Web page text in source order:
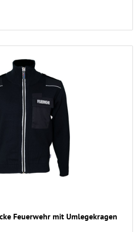
Feuerwehr mit Umlegekragen